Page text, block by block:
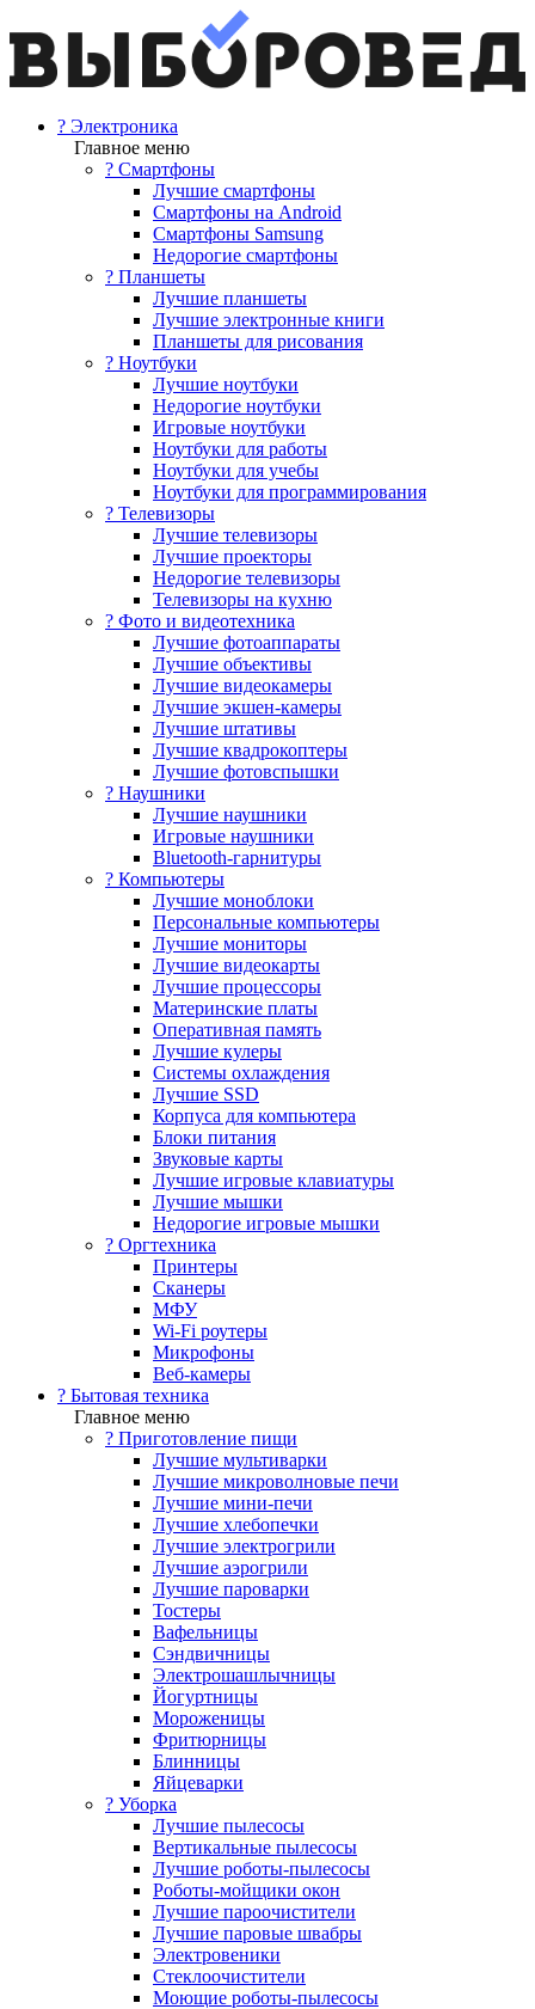
? Электроника
Главное меню
? Смартфоны
Лучшие смартфоны
Смартфоны на Android
Смартфоны Samsung
Недорогие смартфоны
? Планшеты
Лучшие планшеты
Лучшие электронные книги
Планшеты для рисования
? Ноутбуки
Лучшие ноутбуки
Недорогие ноутбуки
Игровые ноутбуки
Ноутбуки для работы
Ноутбуки для учебы
Ноутбуки для программирования
? Телевизоры
Лучшие телевизоры
Лучшие проекторы
Недорогие телевизоры
Телевизоры на кухню
? Фото и видеотехника
Лучшие фотоаппараты
Лучшие объективы
Лучшие видеокамеры
Лучшие экшен-камеры
Лучшие штативы
Лучшие квадрокоптеры
Лучшие фотовспышки
? Наушники
Лучшие наушники
Игровые наушники
Bluetooth-гарнитуры
?️ Компьютеры
Лучшие моноблоки
Персональные компьютеры
Лучшие мониторы
Лучшие видеокарты
Лучшие процессоры
Материнские платы
Оперативная память
Лучшие кулеры
Системы охлаждения
Лучшие SSD
Корпуса для компьютера
Блоки питания
Звуковые карты
Лучшие игровые клавиатуры
Лучшие мышки
Недорогие игровые мышки
?️ Оргтехника
Принтеры
Сканеры
МФУ
Wi-Fi роутеры
Микрофоны
Веб-камеры
? Бытовая техника
Главное меню
? Приготовление пищи
Лучшие мультиварки
Лучшие микроволновые печи
Лучшие мини-печи
Лучшие хлебопечки
Лучшие электрогрили
Лучшие аэрогрили
Лучшие пароварки
Тостеры
Вафельницы
Сэндвичницы
Электрошашлычницы
Йогуртницы
Мороженицы
Фритюрницы
Блинницы
Яйцеварки
? Уборка
Лучшие пылесосы
Вертикальные пылесосы
Лучшие роботы-пылесосы
Роботы-мойщики окон
Лучшие пароочистители
Лучшие паровые швабры
Электровеники
Стеклоочистители
Моющие роботы-пылесосы